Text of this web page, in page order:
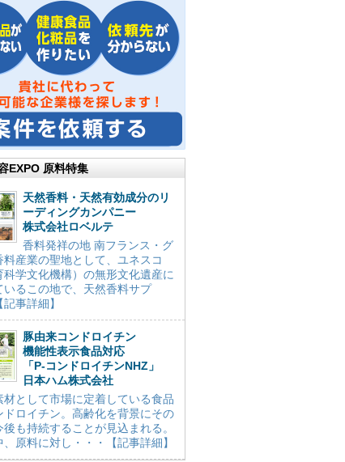
EXPO 原料特集
天然香料・天然有効成分のリ
ーディングカンパニー
株式会社ロベルテ
香料発祥の地 南フランス・グ
料産業の聖地として、ユネスコ
科学文化機構）の無形文化遺産に
いるこの地で、天然香料サプ
事詳細】
豚由来コンドロイチン
機能性表示食品対応
「P-コンドロイチンNHZ」
日本ハム株式会社
材として市場に定着している食品
ドロイチン。高齢化を背景にその
後も持続することが見込まれる。
原料に対し・・・【記事詳細】